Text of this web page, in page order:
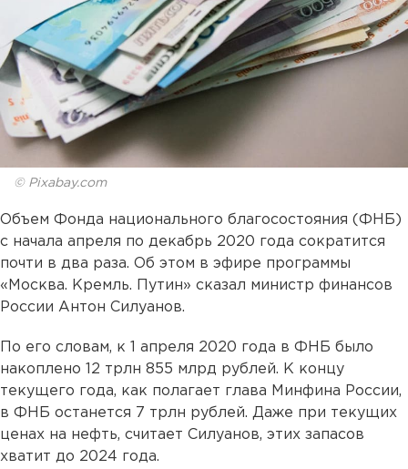
© Pixabay.com
Объем Фонда национального благосостояния (ФНБ)
с начала апреля по декабрь 2020 года сократится
почти в два раза. Об этом в эфире программы
«Москва. Кремль. Путин» сказал министр финансов
России Антон Силуанов.
По его словам, к 1 апреля 2020 года в ФНБ было
накоплено 12 трлн 855 млрд рублей. К концу
текущего года, как полагает глава Минфина России,
в ФНБ останется 7 трлн рублей. Даже при текущих
ценах на нефть, считает Силуанов, этих запасов
хватит до 2024 года.